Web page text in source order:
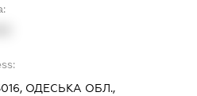
ОДЕСЬКА ОБЛ.,